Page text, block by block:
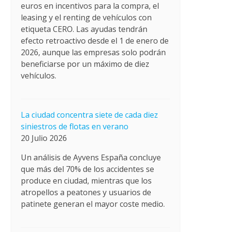
euros en incentivos para la compra, el
leasing y el renting de vehículos con
etiqueta CERO. Las ayudas tendrán
efecto retroactivo desde el 1 de enero de
2026, aunque las empresas solo podrán
beneficiarse por un máximo de diez
vehículos.
La ciudad concentra siete de cada diez
siniestros de flotas en verano
20 Julio 2026
Un análisis de Ayvens España concluye
que más del 70% de los accidentes se
produce en ciudad, mientras que los
atropellos a peatones y usuarios de
patinete generan el mayor coste medio.